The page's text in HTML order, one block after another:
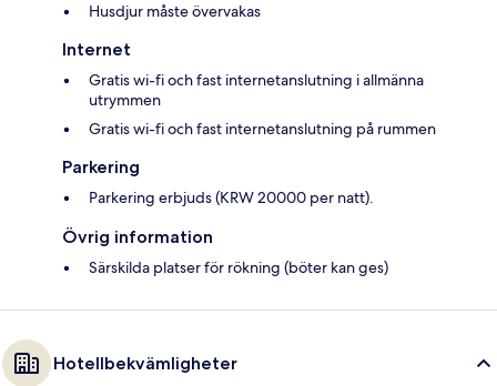
Husdjur måste övervakas
Internet
Gratis wi-fi och fast internetanslutning i allmänna
utrymmen
Gratis wi-fi och fast internetanslutning på rummen
Parkering
Parkering erbjuds (KRW 20000 per natt).
Övrig information
Särskilda platser för rökning (böter kan ges)
Hotellbekvämligheter